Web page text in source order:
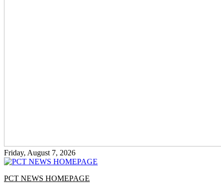
Friday, August 7, 2026
PCT NEWS HOMEPAGE